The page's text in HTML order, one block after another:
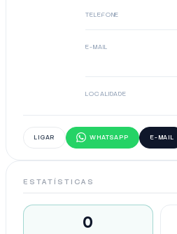
TELEFONE
E-MAIL
LOCALIDADE
LIGAR WHATSAPP E-MAIL
ESTATÍSTICAS
0